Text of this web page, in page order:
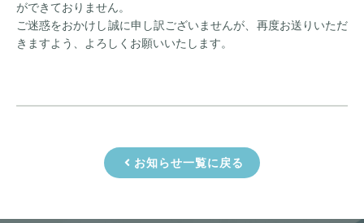
ができておりません。
ご迷惑をおかけし誠に申し訳ございませんが、再度お送りいただ
きますよう、よろしくお願いいたします。
お知らせ一覧に戻る